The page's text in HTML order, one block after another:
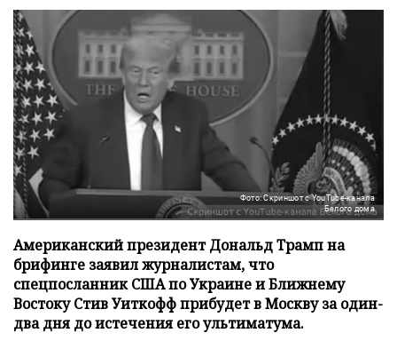
Фото: Скриншот с YouTube-канала
Белого дома
Американский президент Дональд Трамп на
брифинге заявил журналистам, что
спецпосланник США по Украине и Ближнему
Востоку Стив Уиткофф прибудет в Москву за один-
два дня до истечения его ультиматума.